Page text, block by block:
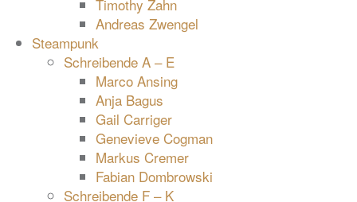
Timothy Zahn
Andreas Zwengel
Steampunk
Schreibende A – E
Marco Ansing
Anja Bagus
Gail Carriger
Genevieve Cogman
Markus Cremer
Fabian Dombrowski
Schreibende F – K